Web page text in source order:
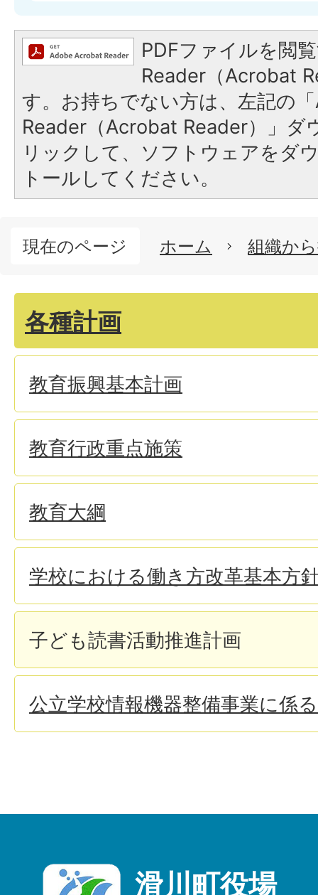
PDFファイルを閲
Reader（Acrobat
す。お持ちでない方は、左記の
Reader（Acrobat Reader）」ダ
リックして、ソフトウェアをダ
トールしてください。
現在のページ ホーム 組織か
各種計画
教育振興基本計画
教育行政重点施策
教育大綱
学校における働き方改革基本方
子ども読書活動推進計画
公立学校情報機器整備事業に係
滑川町役場